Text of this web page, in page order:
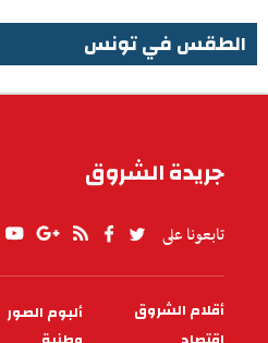
الطقس في تونس
جريدة الشروق
تابعونا على
PIED
أقلام الشروق
ألبوم الصور